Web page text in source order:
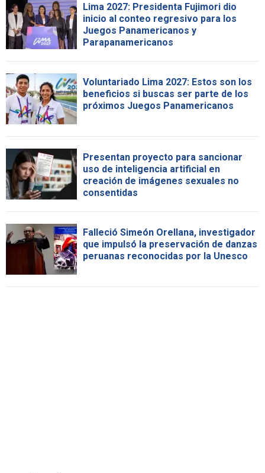
Lima 2027: Presidenta Fujimori dio
inicio al conteo regresivo para los
Juegos Panamericanos y
Parapanamericanos
Voluntariado Lima 2027: Estos son los
beneficios si buscas ser parte de los
próximos Juegos Panamericanos
Presentan proyecto para sancionar
uso de inteligencia artificial en
creación de imágenes sexuales no
consentidas
Falleció Simeón Orellana, investigador
que impulsó la preservación de danzas
peruanas reconocidas por la Unesco